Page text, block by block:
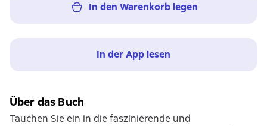
In den Warenkorb legen
In der App lesen
Über das Buch
Tauchen Sie ein in die faszinierende und